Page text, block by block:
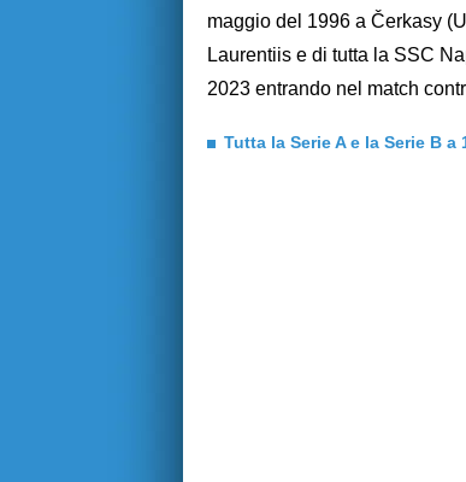
maggio del 1996 a Čerkasy
Laurentiis e di tutta la SSC
2023 entrando nel match
Tutta la Serie A e la Serie B